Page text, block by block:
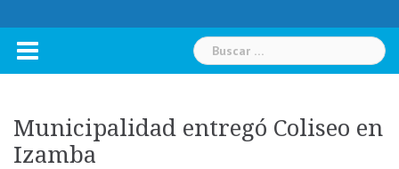
Buscar:
Municipalidad entregó Coliseo en
Izamba